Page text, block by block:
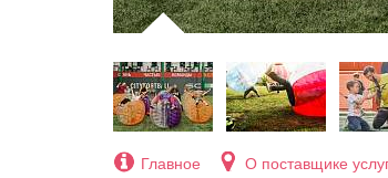
Главное О поставщике